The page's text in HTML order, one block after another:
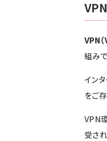
VPN
組みで
イン
をご
VPN
受さ